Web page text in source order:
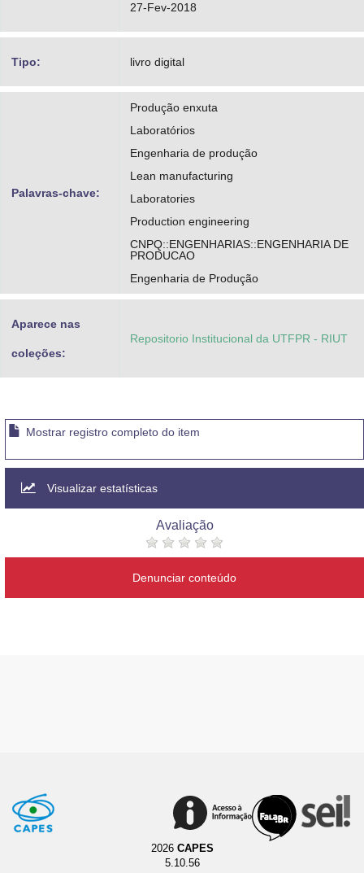
27-Fev-2018
Tipo: livro digital
Palavras-chave:
Produção enxuta
Laboratórios
Engenharia de produção
Lean manufacturing
Laboratories
Production engineering
CNPQ::ENGENHARIAS::ENGENHARIA DE
PRODUCAO
Engenharia de Produção
Aparece nas
coleções:
Repositorio Institucional da UTFPR - RIUT
Mostrar registro completo do item
Visualizar estatísticas
Avaliação
Denunciar conteúdo
2026 CAPES
5.10.56